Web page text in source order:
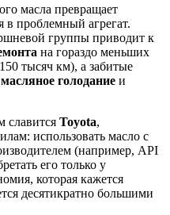
масла превращает
в проблемный агрегат.
группы приводит к
на гораздо меньших
тысяч км), а забитые
масляное голодание и
славится Toyota,
использовать масло с
(например, API
его только у
которая кажется
десятикратно большими